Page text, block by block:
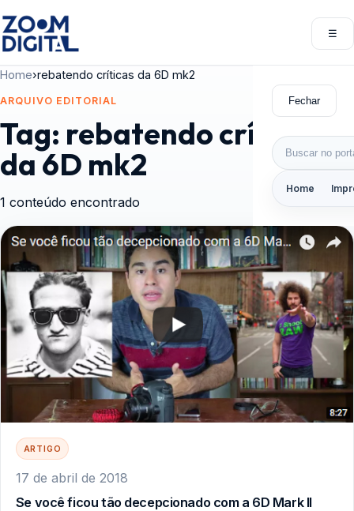
☰
Fechar
Buscar por:
Home
Home›rebatendo críticas da 6D mk2
ARQUIVO EDITORIAL
Tag: rebatendo críticas
da 6D mk2
1 conteúdo encontrado
ARTIGO
17 de abril de 2018
Se você ficou tão decepcionado com a 6D Mark II